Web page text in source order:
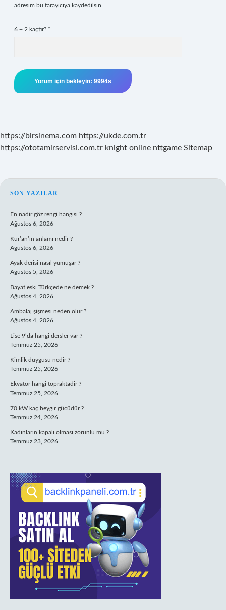
adresim bu tarayıcıya kaydedilsin.
6 + 2 kaçtır? *
https://birsinema.com https://ukde.com.tr
https://ototamirservisi.com.tr knight online nttgame Sitemap
SIDEBAR
SON YAZILAR
En nadir göz rengi hangisi ?
Ağustos 6, 2026
Kur’an’ın anlamı nedir ?
Ağustos 6, 2026
Ayak derisi nasıl yumuşar ?
Ağustos 5, 2026
Bayat eski Türkçede ne demek ?
Ağustos 4, 2026
Ambalaj şişmesi neden olur ?
Ağustos 4, 2026
Lise 9’da hangi dersler var ?
Temmuz 25, 2026
Kimlik duygusu nedir ?
Temmuz 25, 2026
Ekvator hangi topraktadir ?
Temmuz 25, 2026
70 kW kaç beygir gücüdür ?
Temmuz 24, 2026
Kadınların kapalı olması zorunlu mu ?
Temmuz 23, 2026